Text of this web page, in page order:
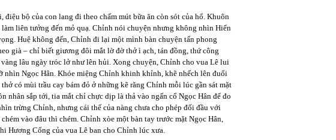
bộ của con lang đi theo chấm mút bữa ăn còn sót của hổ. Khuôn
liên tưởng đến mỏ quạ. Chỉnh nói chuyện nhưng không nhìn Hiển
Huệ không đến, Chỉnh đi lại một mình bàn chuyện tấn phong
già – chỉ biết giương đôi mắt lờ đờ thở ì ạch, tán đồng, thứ công
lâu ngày tróc lở như lên hủi. Xong chuyện, Chỉnh cho vua Lê lui
nhìn Ngọc Hân. Khóe miệng Chỉnh khinh khỉnh, khẽ nhếch lên đuổi
có mùi trầu cay bám đỏ ở những kẽ răng Chỉnh mỗi lúc gần sát mặt
nhân sắp tới, tia mắt chỉ chực dịp là thả vào ngấn cổ Ngọc Hân để đo
trừng Chỉnh, nhưng cái thế của nàng chưa cho phép đối đầu với
vào đâu thì chém. Chỉnh xòe một bàn tay trước mặt Ngọc Hân,
Hương Cống của vua Lê ban cho Chỉnh lúc xưa.